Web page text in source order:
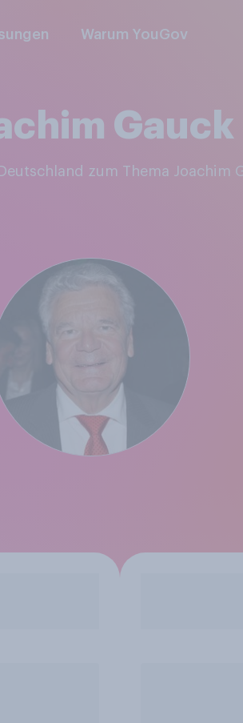
Warum YouGov
Gauck
Deutschland zum Thema Joachim